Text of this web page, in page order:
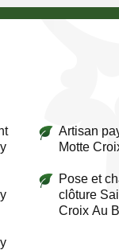
Artisan
Motte
Pose et
clôture
Croix Au